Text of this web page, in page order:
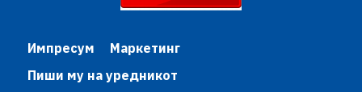
Импресум
Маркетинг
Пиши му на уредникот